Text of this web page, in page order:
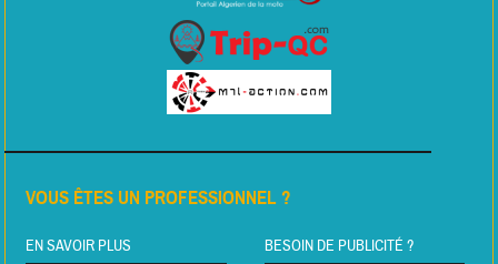
VOUS ÊTES UN PROFESSIONNEL ?
EN SAVOIR PLUS BESOIN DE PUBLICITÉ ?